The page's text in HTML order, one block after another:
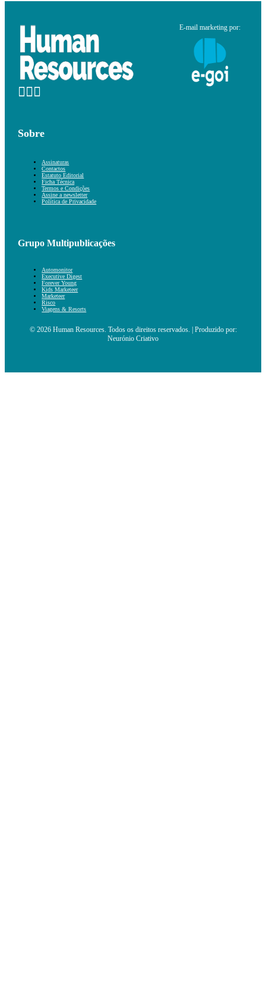
E-mail marketing por:
Sobre
Assinaturas
Contactos
Estatuto Editorial
Ficha Técnica
Termos e Condições
Assine a newsletter
Política de Privacidade
Grupo Multipublicações
Automonitor
Executive Digest
Forever Young
Kids Marketeer
Marketeer
Risco
Viagens & Resorts
© 2026 Human Resources. Todos os direitos reservados. | Produzido por:
Neurónio Criativo